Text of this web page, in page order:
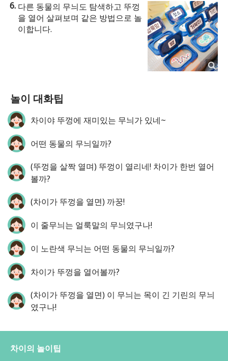
다른 동물의 무늬도 탐색하고 뚜껑
을 열어 살펴보며 같은 방법으로 놀
이합니다.
놀이 대화팁
차이야 뚜껑에 재미있는 무늬가 있네~
어떤 동물의 무늬일까?
(뚜껑을 살짝 열며) 뚜껑이 열리네! 차이가 한번 열어
볼까?
(차이가 뚜껑을 열면) 까꿍!
이 줄무늬는 얼룩말의 무늬였구나!
이 노란색 무늬는 어떤 동물의 무늬일까?
차이가 뚜껑을 열어볼까?
(차이가 뚜껑을 열면) 이 무늬는 목이 긴 기린의 무늬
였구나!
차이의 놀이팁